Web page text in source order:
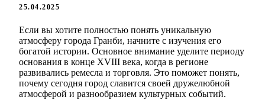
25.04.2025
Если вы хотите полностью понять уникальную
атмосферу города Гранби, начните с изучения его
богатой истории. Основное внимание уделите периоду
основания в конце XVIII века, когда в регионе
развивались ремесла и торговля. Это поможет понять,
почему сегодня город славится своей дружелюбной
атмосферой и разнообразием культурных событий.